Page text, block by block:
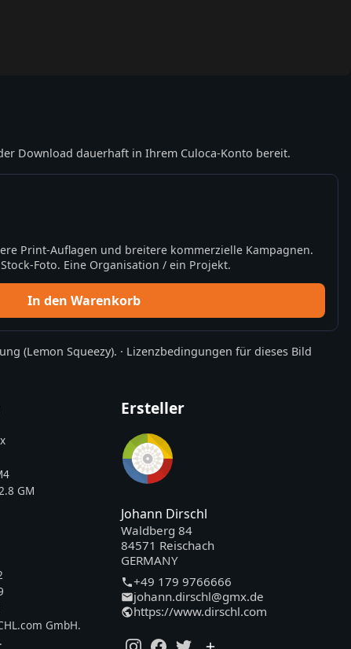
Download dauerhaft in Ihrem Culoca-Konto bereit.
Print-Auflagen und breitere kommerzielle Kampagnen.
Foto. Eine Organisation / ein Projekt.
In den Warenkorb
(Lemon Squeezy). · Lizenzbedingungen für dieses Bild
GM
GmbH.
Ersteller
Johann Dirschl
Waldberg 84
84571 Reischach
GERMANY
+49 179 9766666
johann.dirschl@gmx.de
https://www.dirschl.com